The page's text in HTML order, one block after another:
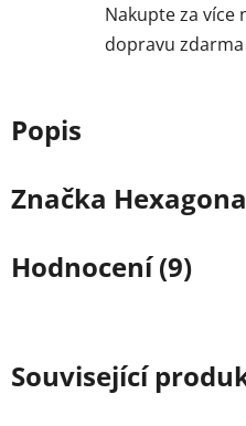
Nakupte za více
dopravu zdarma
Popis
Značka Hexagona
Hodnocení (9)
Související